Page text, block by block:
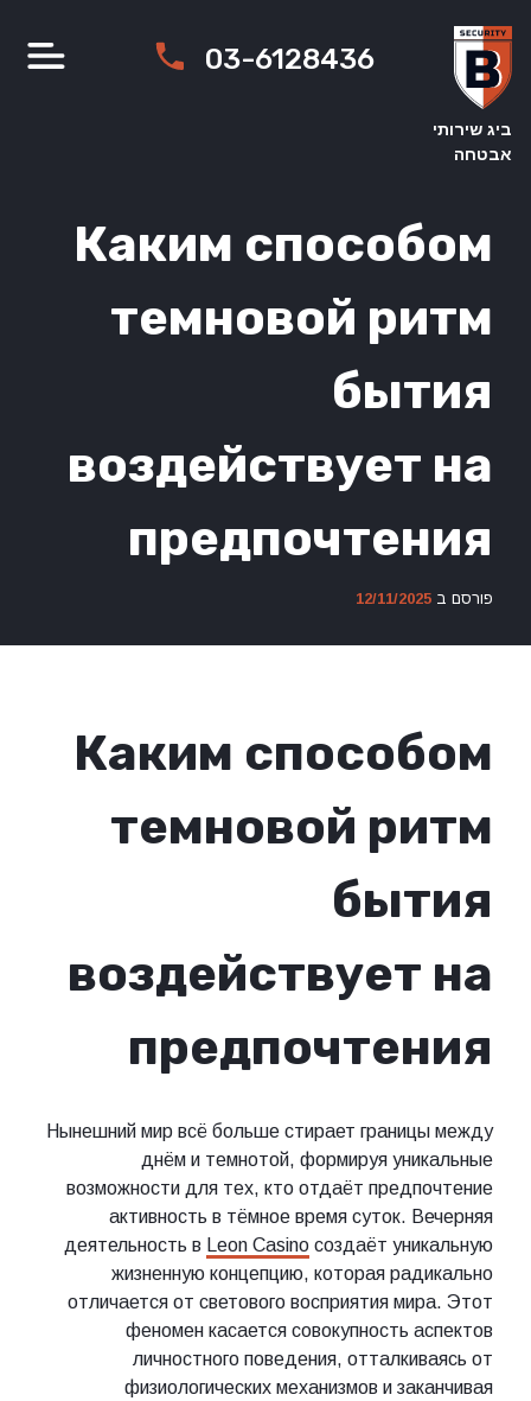
content
ביג שירותי
אבטחה
03-6128436
Каким способом
темновой ритм
бытия
воздействует на
предпочтения
פורסם ב 12/11/2025
Каким способом
темновой ритм
бытия
воздействует на
предпочтения
Нынешний мир всё больше стирает границы между
днём и темнотой, формируя уникальные
возможности для тех, кто отдаёт предпочтение
активность в тёмное время суток. Вечерняя
деятельность в
Leon Casino создаёт уникальную
жизненную концепцию, которая радикально
отличается от светового восприятия мира. Этот
феномен касается совокупность аспектов
личностного поведения, отталкиваясь от
физиологических механизмов и заканчивая